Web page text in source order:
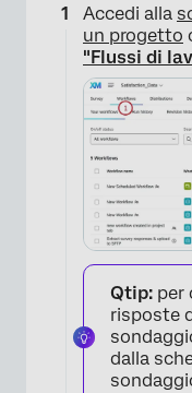
Accedi alla
un progetto
"Flussi di
Qtip: per
risposte
dalla